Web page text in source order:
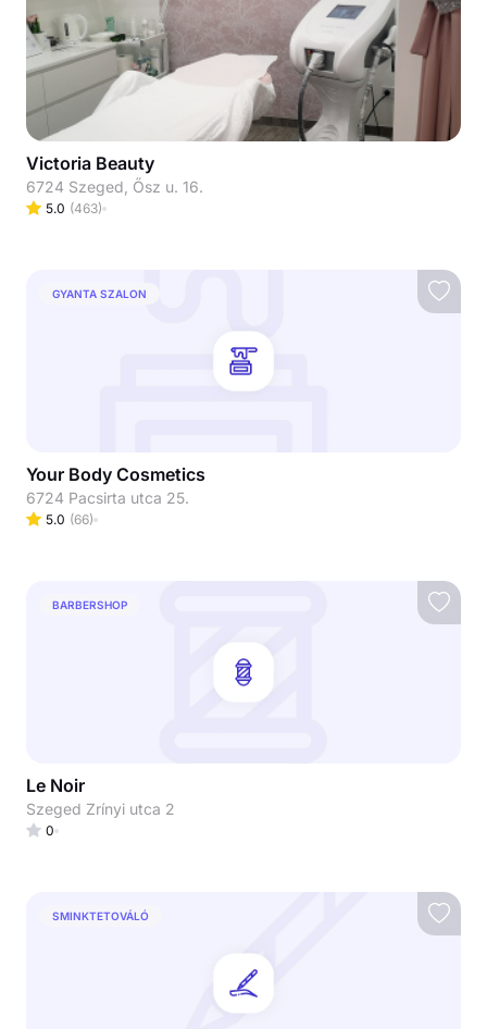
Victoria Beauty
6724 Szeged, Ősz u. 16.
5.0 (463)
GYANTA SZALON
Your Body Cosmetics
6724 Pacsirta utca 25.
5.0 (66)
BARBERSHOP
Le Noir
Szeged Zrínyi utca 2
0
SMINKTETOVÁLÓ